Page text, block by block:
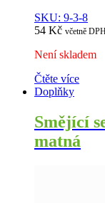
SKU: 9-3-8
54 Kč včetně
Není skladem
Čtěte více
Doplňky
Smějící
matná